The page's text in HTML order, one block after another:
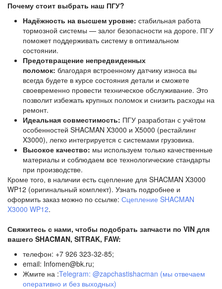
Почему стоит выбрать наш ПГУ?
Надёжность на высшем уровне: стабильная работа
тормозной системы — залог безопасности на дороге. ПГУ
поможет поддерживать систему в оптимальном
состоянии.
Предотвращение непредвиденных
поломок: благодаря встроенному датчику износа вы
всегда будете в курсе состояния детали и сможете
своевременно провести техническое обслуживание. Это
позволит избежать крупных поломок и снизить расходы на
ремонт.
Идеальная совместимость: ПГУ разработан с учётом
особенностей SHACMAN X3000 и X5000 (рестайлинг
X3000), легко интегрируется с системами грузовика.
Высокое качество: мы используем только качественные
материалы и соблюдаем все технологические стандарты
при производстве.
Кроме того, в наличии есть сцепление для SHACMAN X3000
WP12 (оригинальный комплект). Узнать подробнее и
оформить заказ можно по ссылке: Сцепление SHACMAN
X3000 WP12.
Свяжитесь с нами, чтобы подобрать запчасти по VIN для
вашего SHACMAN, SITRAK, FAW:
телефон: +7 926 323-32-85;
email: Infomen@bk.ru;
Жмите на :Telegram: @zapchastishacman (мы отвечаем
оперативно и без выходных)